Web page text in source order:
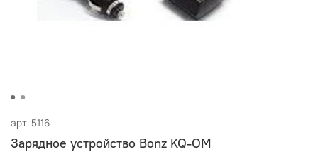
арт. 5116
Зарядное устройство Bonz KQ-OM